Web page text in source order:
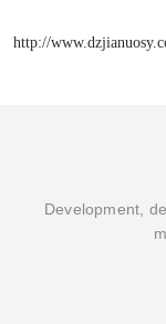
http://
Development,